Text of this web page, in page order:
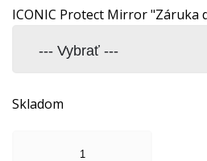
ICONIC Protect Mirror "Záruka
Skladom